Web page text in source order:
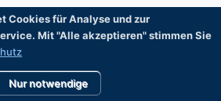
Ortloff-Hoppe · Schleiermacherstr. 8, 30625
DatenschutzAGBWiderruf
Cookies für Analyse und zur
Mit "Alle akzeptieren" stimmen Sie
Nur notwendige